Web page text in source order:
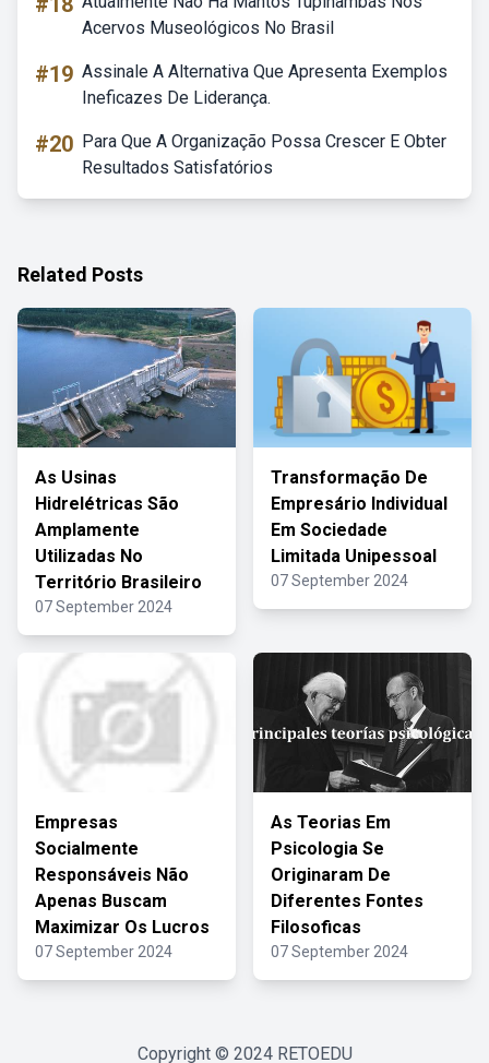
Acervos Museológicos No Brasil
#19 Assinale A Alternativa Que Apresenta Exemplos
Ineficazes De Liderança.
#20 Para Que A Organização Possa Crescer E Obter
Resultados Satisfatórios
Related Posts
As Usinas
Hidrelétricas São
Amplamente
Utilizadas No
Território Brasileiro
07 September 2024
Transformação De
Empresário Individual
Em Sociedade
Limitada Unipessoal
07 September 2024
Empresas
Socialmente
Responsáveis Não
Apenas Buscam
Maximizar Os Lucros
07 September 2024
As Teorias Em
Psicologia Se
Originaram De
Diferentes Fontes
Filosoficas
07 September 2024
Copyright © 2024 RETOEDU